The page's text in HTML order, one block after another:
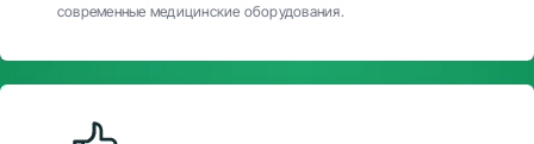
современные медицинские оборудования.